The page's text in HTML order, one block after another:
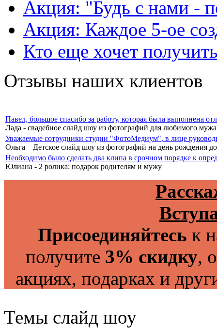
Акция: "Будь с нами -
Акция: Каждое 5-ое
Кто еще хочет
Отзывы наших клиентов
Павел, большое спасибо за работу, которая была выполнена
Лада - свадебное слайд шоу из фотографий для любимого мужа
Уважаемые сотрудники студии "ФотоМедиум", в лице
Ольга – Детское слайд шоу из фотографий на день рождения
Необходимо было сделать два клипа в срочном порядке к
Юлиана - 2 ролика: подарок родителям и мужу
Присоединяйтесь к
получите 3% скидку,
акциях, подарках и
Темы слайд шоу